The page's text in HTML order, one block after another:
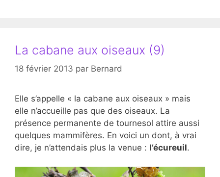
La cabane aux oiseaux (9)
18 février 2013 par Bernard
Elle s’appelle « la cabane aux oiseaux » mais
elle n’accueille pas que des oiseaux. La
présence permanente de tournesol attire aussi
quelques mammifères. En voici un dont, à vrai
dire, je n’attendais plus la venue : l’écureuil.